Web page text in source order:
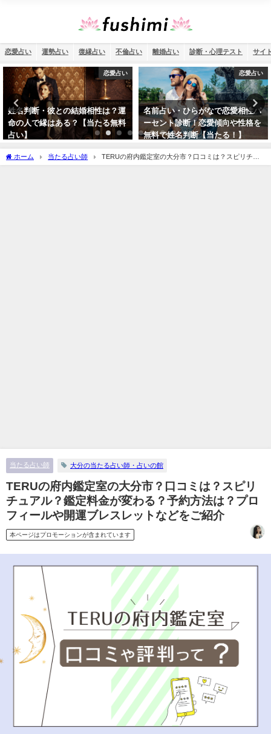
恋愛占い 運勢占い 復縁占い 不倫占い 離婚占い 診断・心理テスト サイ
恋愛占い
名前占い・ひらがなで恋愛相性パ
ーセント診断！恋愛傾向や性格を
無料で姓名判断【当たる！】
運勢占い
2026年の運勢を姓名判断で診断！
名前占いで未来を予測
ホーム 当たる占い師
TERUの府内鑑定室の大分市？口コミは？スピリチュ
アル？鑑定料金が変わる？予約方法は？プロフィールや開運ブレスレットなどをご紹
当たる占い師 大分の当たる占い師・占いの館
TERUの府内鑑定室の大分市？口コミは？スピリ
チュアル？鑑定料金が変わる？予約方法は？プロ
フィールや開運ブレスレットなどをご紹介
本ページはプロモーションが含まれています